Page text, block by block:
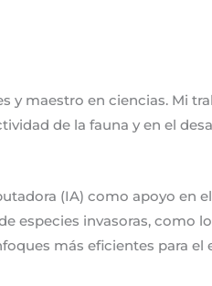
maestro en ciencias. Mi
de la fauna y en el
(IA) como apoyo en
especies invasoras, como
más eficientes para el